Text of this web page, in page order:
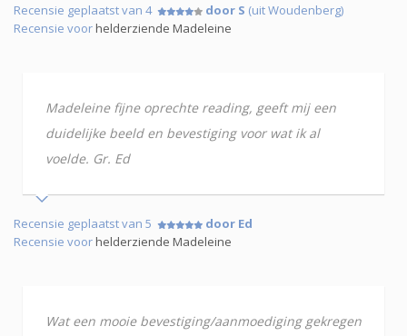
Recensie geplaatst van 4 door S (uit Woudenberg)
Recensie voorhelderziende Madeleine
Madeleine fijne oprechte reading, geeft mij een
duidelijke beeld en bevestiging voor wat ik al
voelde. Gr. Ed
Recensie geplaatst van 5
door Ed
Recensie voorhelderziende Madeleine
Wat een mooie bevestiging/aanmoediging gekregen